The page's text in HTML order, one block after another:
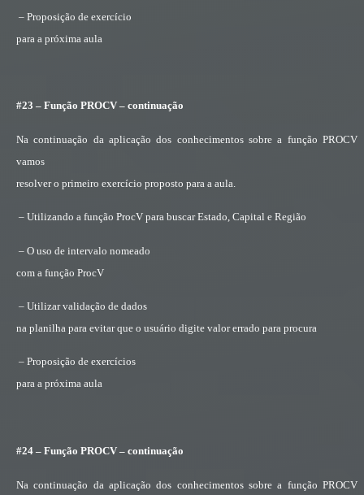
– Proposição de exercício
para a próxima aula
#23 – Função PROCV – continuação
Na continuação da aplicação dos conhecimentos sobre a função PROCV
vamos
resolver o primeiro exercício proposto para a aula.
– Utilizando a função ProcV para buscar Estado, Capital e Região
– O uso de intervalo nomeado
com a função ProcV
– Utilizar validação de dados
na planilha para evitar que o usuário digite valor errado para procura
– Proposição de exercícios
para a próxima aula
#24 – Função PROCV – continuação
Na continuação da aplicação dos conhecimentos sobre a função PROCV